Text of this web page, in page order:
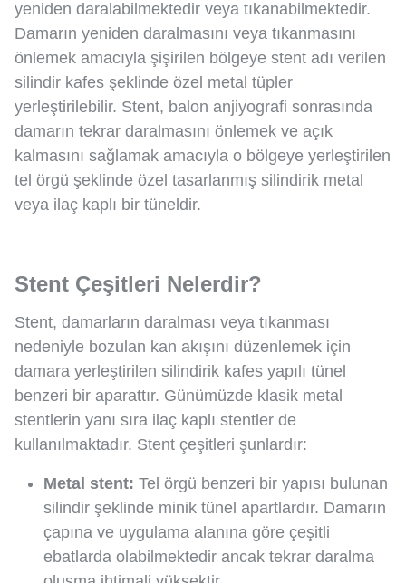
yeniden daralabilmektedir veya tıkanabilmektedir.
Damarın yeniden daralmasını veya tıkanmasını
önlemek amacıyla şişirilen bölgeye stent adı verilen
silindir kafes şeklinde özel metal tüpler
yerleştirilebilir. Stent, balon anjiyografi sonrasında
damarın tekrar daralmasını önlemek ve açık
kalmasını sağlamak amacıyla o bölgeye yerleştirilen
tel örgü şeklinde özel tasarlanmış silindirik metal
veya ilaç kaplı bir tüneldir.
Stent Çeşitleri Nelerdir?
Stent, damarların daralması veya tıkanması
nedeniyle bozulan kan akışını düzenlemek için
damara yerleştirilen silindirik kafes yapılı tünel
benzeri bir aparattır. Günümüzde klasik metal
stentlerin yanı sıra ilaç kaplı stentler de
kullanılmaktadır. Stent çeşitleri şunlardır:
Metal stent: Tel örgü benzeri bir yapısı bulunan
silindir şeklinde minik tünel apartlardır. Damarın
çapına ve uygulama alanına göre çeşitli
ebatlarda olabilmektedir ancak tekrar daralma